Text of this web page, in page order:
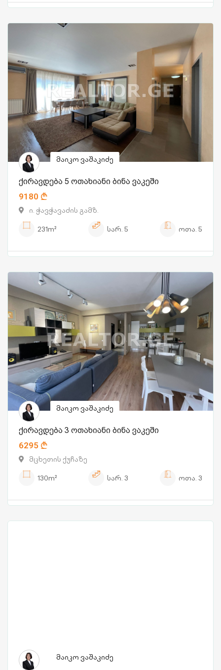
მაიკო ვაშაკიძე
ქირავდება 5 ოთახიანი ბინა ვაკეში
9180
ი. ჭავჭავაძის გამზ.
231m²
სარ. 5 ოთა. 5
მაიკო ვაშაკიძე
ქირავდება 3 ოთახიანი ბინა ვაკეში
6295
მცხეთის ქუჩაზე
130m²
სარ. 3 ოთა. 3
მაიკო ვაშაკიძე